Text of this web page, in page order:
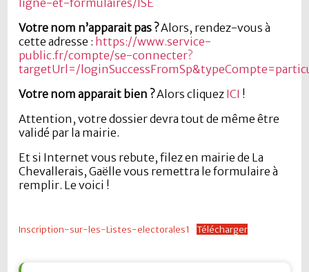
ligne-et-formulaires/ISE
Votre nom n’apparait pas ?Alors, rendez-vous à
cette adresse : https://www.service-
public.fr/compte/se-connecter?
targetUrl=/
Votre nom apparait bien ?Alors cliquez ICI !
Attention, votre dossier devra tout de même être
validé par la mairie.
Et si Internet vous rebute, filez en mairie de La
Chevallerais, Gaëlle vous remettra le formulaire à
remplir. Le voici !
Inscription-sur-les-Listes-electorales1 Télécharger